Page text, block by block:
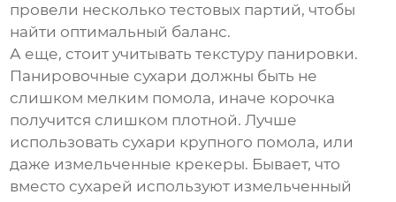
провели несколько тестовых партий, чтобы
найти оптимальный баланс.
А еще, стоит учитывать текстуру панировки.
Панировочные сухари должны быть не
слишком мелким помола, иначе корочка
получится слишком плотной. Лучше
использовать сухари крупного помола, или
даже измельченные крекеры. Бывает, что
вместо сухарей используют измельченный